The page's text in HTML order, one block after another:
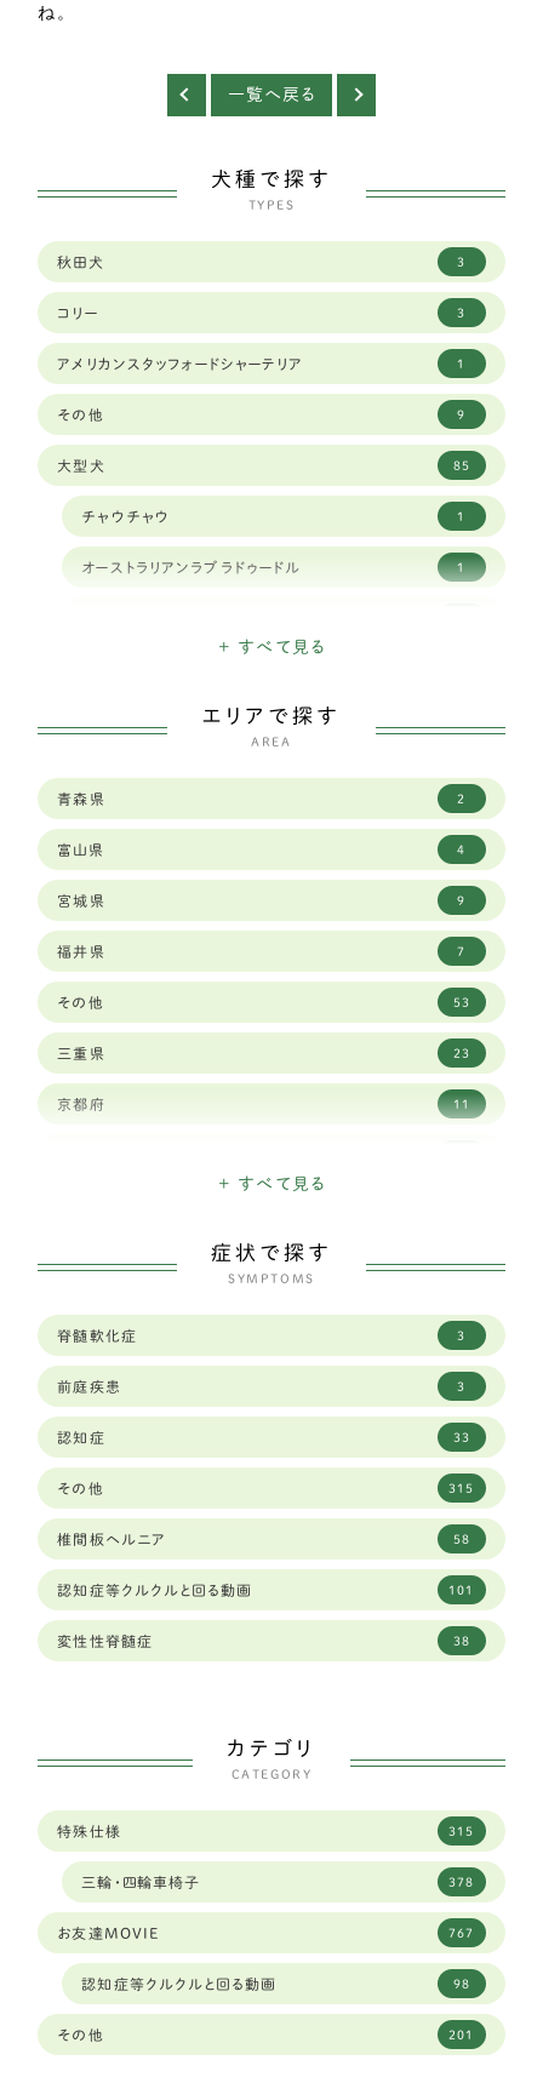
ね。
一覧へ戻る
犬種で探す
TYPES
秋田犬 3
コリー 3
アメリカンスタッフォードシャーテリア 1
その他 9
大型犬 85
チャウチャウ 1
オーストラリアンラブラドゥードル 1
スタンダードプードル
ボーダーコリー 23
セントバーナード 2
バーニーズマウンテンドッグ 6
ロットワイラー 1
ワイマラナー 3
ゴールデンレトリバー 12
バーニーズマウンテン
オールドイングリッシュシープドッグ
グレートピレニーズ 6
レオンベルガー 1
ジャーマンシェパード 8
ラブラドールレトリーバー 59
秋田犬 2
ゴールデンレトリーバー 13
バセットハウンド 3
中型犬 289
ダルメシアン 1
琉球犬ミックス 2
ワイヤーフォックステリア 6
ミディアムプードル 2
+ すべて見る
エリアで探す
AREA
青森県 2
富山県 4
宮城県 9
福井県 7
その他 53
三重県 23
京都府 11
和歌山県 8
埼玉県 23
大分県 1
大阪府 34
奈良県 12
山口県 2
山形県 2
岐阜県 96
6
岩手県 3
4
広島 1
4
+ すべて見る
症状で探す
SYMPTOMS
脊髄軟化症 3
前庭疾患 3
認知症 33
その他 315
椎間板ヘルニア 58
認知症等クルクルと回る動画 101
変性性脊髄症 38
カテゴリ
CATEGORY
特殊仕様 315
三輪・四輪車椅子 378
お友達MOVIE 767
認知症等クルクルと回る動画 98
その他 201